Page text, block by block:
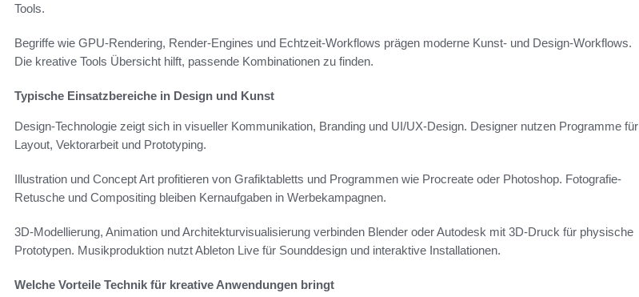
Tools.
Begriffe wie GPU-Rendering, Render-Engines und Echtzeit-Workflows prägen moderne Kunst- und Design-Workflows.
Die kreative Tools Übersicht hilft, passende Kombinationen zu finden.
Typische Einsatzbereiche in Design und Kunst
Design-Technologie zeigt sich in visueller Kommunikation, Branding und UI/UX-Design. Designer nutzen Programme für
Layout, Vektorarbeit und Prototyping.
Illustration und Concept Art profitieren von Grafiktabletts und Programmen wie Procreate oder Photoshop. Fotografie-
Retusche und Compositing bleiben Kernaufgaben in Werbekampagnen.
3D-Modellierung, Animation und Architekturvisualisierung verbinden Blender oder Autodesk mit 3D-Druck für physische
Prototypen. Musikproduktion nutzt Ableton Live für Sounddesign und interaktive Installationen.
Welche Vorteile Technik für kreative Anwendungen bringt